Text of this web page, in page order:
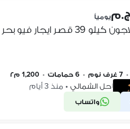
يومياً
• 7 غرف نوم • 6 حمامات • 1,200 م٢
الساحل الشمالي • منذ 3 أيام
واتساب